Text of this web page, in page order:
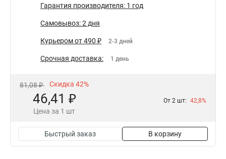
Гарантия производителя: 1 год
Самовывоз: 2 дня
Курьером от 490 ₽ 2-3 дней
Срочная доставка: 1 день
81,08 ₽ Скидка 42%
46,41 ₽
Цена за 1 шт
От 2 шт: 42,8%
Быстрый заказ В корзину